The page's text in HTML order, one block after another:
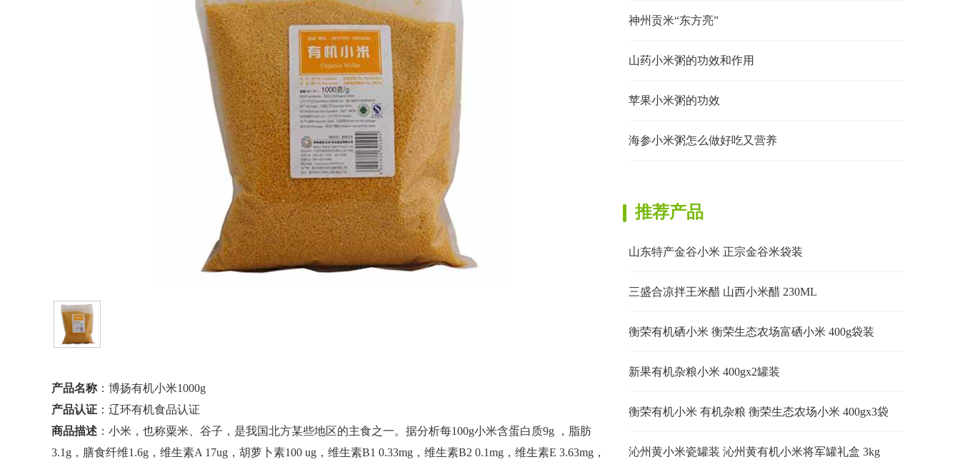
产品名称 ：博扬有机小米1000g
产品认证 ：辽环有机食品认证
商品描述 ：小米，也称粟米、谷子，是我国北方某些地区的主食之一。据分析每100g小米含蛋白质9g ，脂肪
3.1g，膳食纤维1.6g，维生素A 17ug，胡萝卜素100 ug，维生素B1 0.33mg，维生素B2 0.1mg，维生素E 3.63mg，
神州贡米“东方亮”
山药小米粥的功效和作用
苹果小米粥的功效
海参小米粥怎么做好吃又营养
推荐产品
山东特产金谷小米 正宗金谷米袋装
三盛合凉拌王米醋 山西小米醋 230ML
衡荣有机硒小米 衡荣生态农场富硒小米 400g袋装
新果有机杂粮小米 400gx2罐装
衡荣有机小米 有机杂粮 衡荣生态农场小米 400gx3袋
沁州黄小米瓷罐装 沁州黄有机小米将军罐礼盒 3kg